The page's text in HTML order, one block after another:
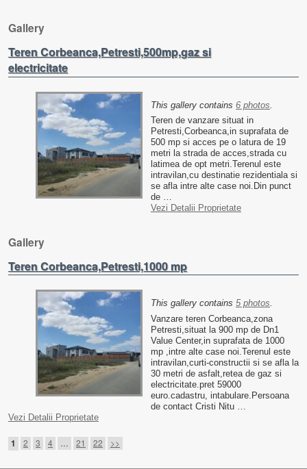
Gallery
Teren Corbeanca,Petresti,500mp,gaz si
electricitate
This gallery contains 6 photos
Teren de vanzare situat in
Petresti,Corbeanca,in suprafata de
500 mp si acces pe o latura de 19
metri la strada de acces,strada cu
latimea de opt metri.Terenul este
intravilan,cu destinatie rezidentiala si
se afla intre alte case noi.Din punct
de …
Vezi Detalii Proprietate
Gallery
Teren Corbeanca,Petresti,1000 mp
This gallery contains 5 photos.
Vanzare teren Corbeanca,zona
Petresti,situat la 900 mp de Dn1
Value Center,in suprafata de 1000
mp ,intre alte case noi.Terenul este
intravilan,curti-constructii si se afla la
30 metri de asfalt,retea de gaz si
electricitate.pret 59000
euro.cadastru, intabulare.Persoana
de contact Cristi Nitu …
Vezi Detalii Proprietate
Post navigation
1 2 3 4 … 21 22 >>